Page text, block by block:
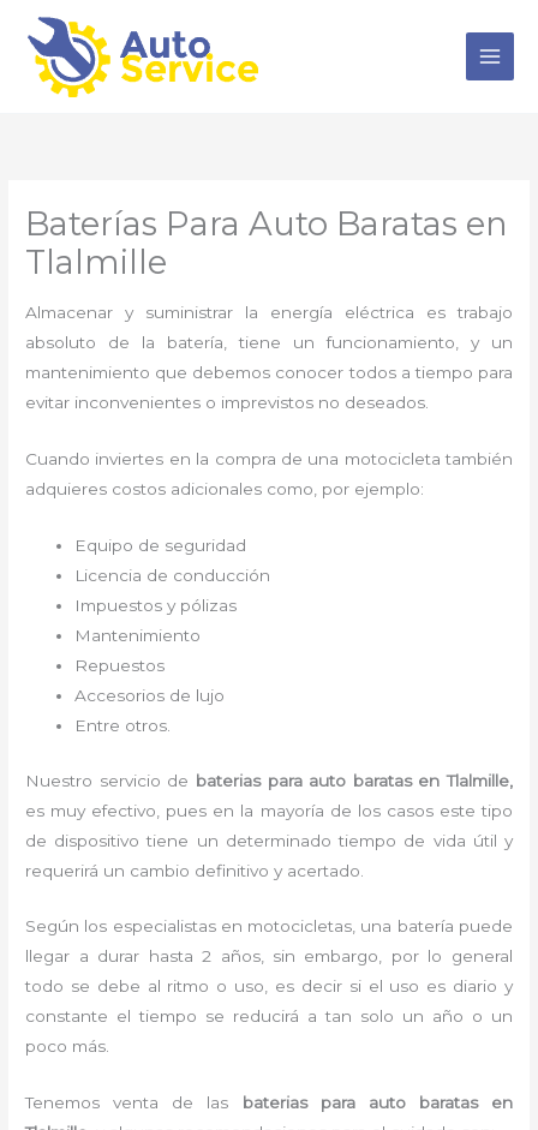
contenido
Baterías Para Auto Baratas en
Tlalmille
Almacenar y suministrar la energía eléctrica es trabajo
absoluto de la batería, tiene un funcionamiento, y un
mantenimiento que debemos conocer todos a tiempo para
evitar inconvenientes o imprevistos no deseados.
Cuando inviertes en la compra de una motocicleta también
adquieres costos adicionales como, por ejemplo:
Equipo de seguridad
Licencia de conducción
Impuestos y pólizas
Mantenimiento
Repuestos
Accesorios de lujo
Entre otros.
Nuestro servicio de baterias para auto baratas en Tlalmille,
es muy efectivo, pues en la mayoría de los casos este tipo
de dispositivo tiene un determinado tiempo de vida útil y
requerirá un cambio definitivo y acertado.
Según los especialistas en motocicletas, una batería puede
llegar a durar hasta 2 años, sin embargo, por lo general
todo se debe al ritmo o uso, es decir si el uso es diario y
constante el tiempo se reducirá a tan solo un año o un
poco más.
Tenemos venta de las baterias para auto baratasen